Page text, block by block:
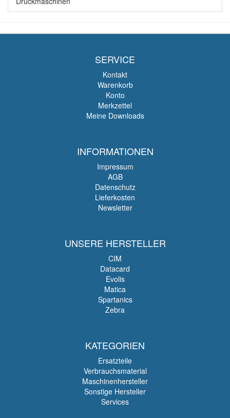
SERVICE
Kontakt
Warenkorb
Konto
Merkzettel
Meine Downloads
INFORMATIONEN
Impressum
AGB
Datenschutz
Lieferkosten
Newsletter
UNSERE HERSTELLER
CIM
Datacard
Evolis
Matica
Spartanics
Zebra
KATEGORIEN
Ersatzteile
Verbrauchsmaterial
Maschinenhersteller
Sonstige Hersteller
Services